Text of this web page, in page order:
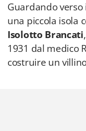
Guardando verso
una piccola isola
Isolotto Brancati
1931 dal medico
costruire un